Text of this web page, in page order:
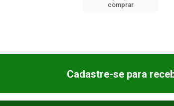
comprar
Cadastre-se para